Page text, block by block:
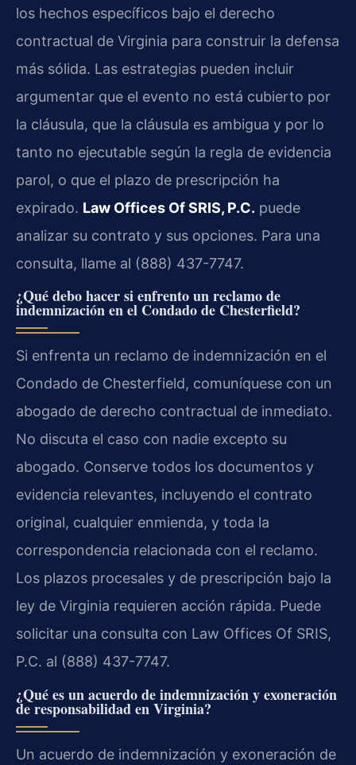
los hechos específicos bajo el derecho
contractual de Virginia para construir la defensa
más sólida. Las estrategias pueden incluir
argumentar que el evento no está cubierto por
la cláusula, que la cláusula es ambigua y por lo
tanto no ejecutable según la regla de evidencia
parol, o que el plazo de prescripción ha
expirado. Law Offices Of SRIS, P.C. puede
analizar su contrato y sus opciones. Para una
consulta, llame al (888) 437-7747.
¿Qué debo hacer si enfrento un reclamo de
indemnización en el Condado de Chesterfield?
Si enfrenta un reclamo de indemnización en el
Condado de Chesterfield, comuníquese con un
abogado de derecho contractual de inmediato.
No discuta el caso con nadie excepto su
abogado. Conserve todos los documentos y
evidencia relevantes, incluyendo el contrato
original, cualquier enmienda, y toda la
correspondencia relacionada con el reclamo.
Los plazos procesales y de prescripción bajo la
ley de Virginia requieren acción rápida. Puede
solicitar una consulta con Law Offices Of SRIS,
P.C. al (888) 437-7747.
¿Qué es un acuerdo de indemnización y exoneración
de responsabilidad en Virginia?
Un acuerdo de indemnización y exoneración de